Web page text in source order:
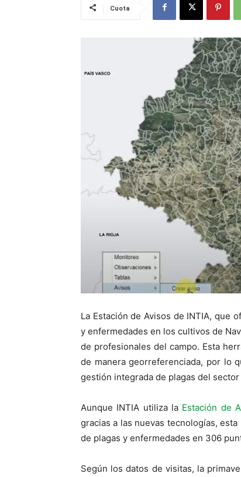
Cuota
La Estación de Avisos de INTIA, que
y enfermedades en los cultivos de
de profesionales del campo. Esta
de manera georreferenciada, por lo
gestión integrada de plagas del
Aunque INTIA utiliza la Estación de
gracias a las nuevas tecnologías,
de plagas y enfermedades en 306
Según los datos de visitas, la